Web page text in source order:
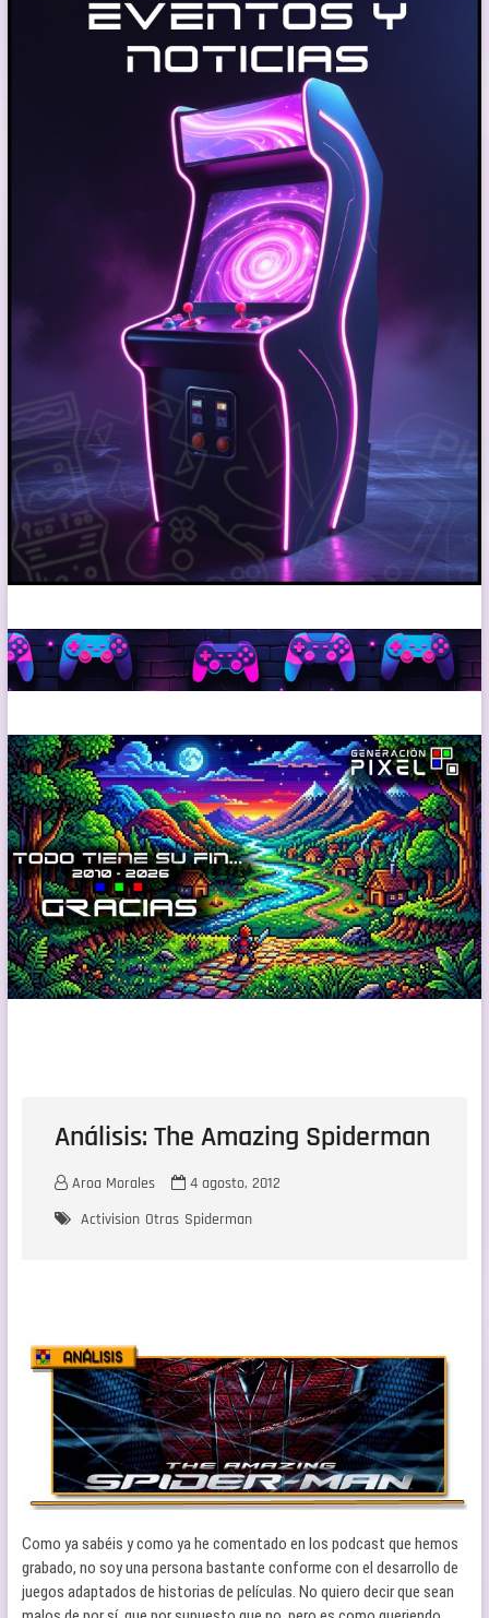
Análisis: The Amazing Spiderman
Aroa Morales
4 agosto, 2012
Activision Otras Spiderman
Como ya sabéis y como ya he comentado en los podcast que hemos
grabado, no soy una persona bastante conforme con el desarrollo de
juegos adaptados de historias de películas. No quiero decir que sean